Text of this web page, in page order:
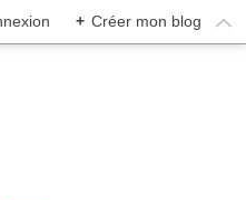
+ Créer mon blog